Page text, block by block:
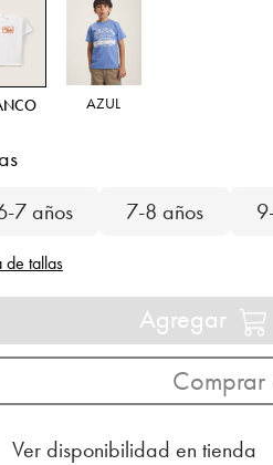
AZUL
7 años
7-8 años
de tallas
Agregar
Comprar
Ver disponibilidad en tienda